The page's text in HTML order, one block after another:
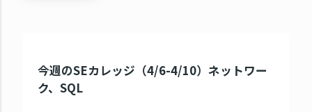
今週のSEカレッジ（4/6-4/10）ネットワー
ク、SQL